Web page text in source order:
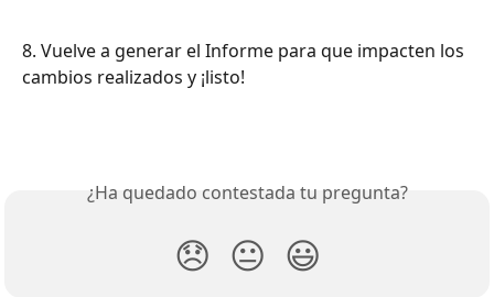
8. Vuelve a generar el Informe para que impacten los
cambios realizados y ¡listo!
¿Ha quedado contestada tu pregunta?
😞 😐 😃